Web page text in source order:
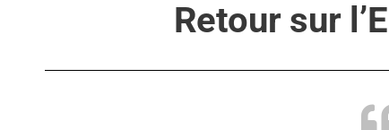
Retour sur